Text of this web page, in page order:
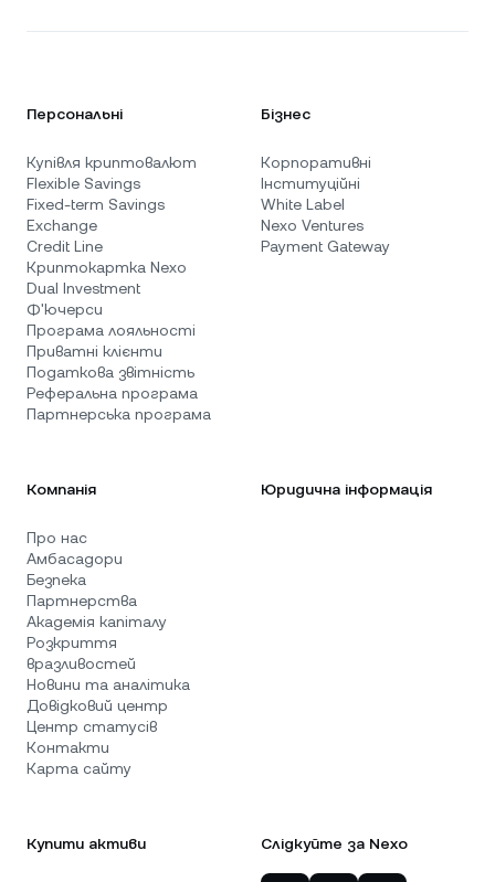
Персональні
Купівля криптовалют
Flexible Savings
Fixed-term Savings
Exchange
Credit Line
Криптокартка Nexo
Dual Investment
Ф'ючерси
Програма лояльності
Приватні клієнти
Податкова звітність
Реферальна програма
Партнерська програма
Бізнес
Корпоративні
Інституційні
White Label
Nexo Ventures
Payment Gateway
Компанія
Про нас
Амбасадори
Безпека
Партнерства
Академія капіталу
Розкриття
вразливостей
Новини та аналітика
Довідковий центр
Центр статусів
Контакти
Карта сайту
Юридична інформація
Купити активи Слідкуйте за Nexo